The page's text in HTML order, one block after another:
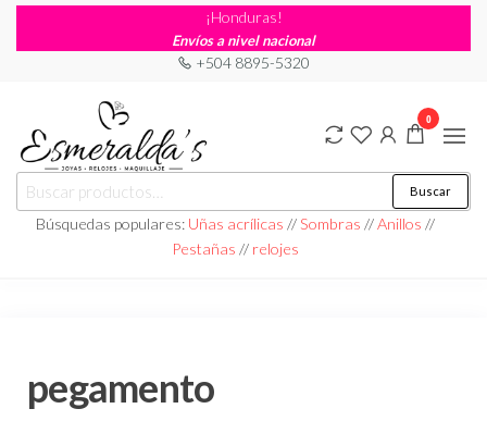
¡Honduras!
Envíos a nivel nacional
+504 8895-5320
Joyería
Esmeraldas
Joyería |
Maquillaje
|
Relojería
Buscar
Búsquedas populares: Uñas acrílicas //Sombras //Anillos //
Pestañas // relojes
0
pegamento